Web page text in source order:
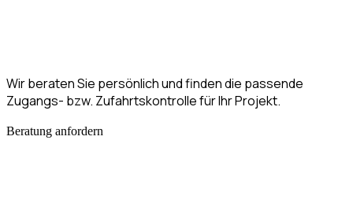
Wir beraten Sie persönlich und finden die passende
Zugangs- bzw. Zufahrtskontrolle für Ihr Projekt.
Beratung anfordern